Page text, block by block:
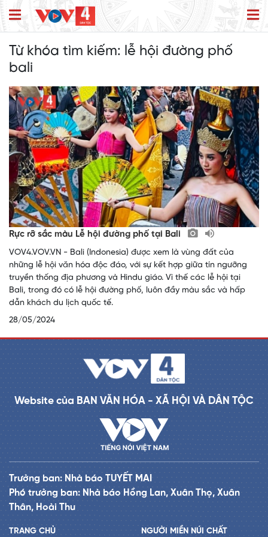
Từ khóa tìm kiếm: lễ hội đường phố
bali
Rực rỡ sắc màu Lễ hội đường phố tại Bali
VOV4.VOV.VN - Bali (Indonesia) được xem là vùng đất của
những lễ hội văn hóa độc đáo, với sự kết hợp giữa tín ngưỡng
truyền thống địa phương và Hindu giáo. Vì thế các lễ hội tại
Bali, trong đó có lễ hội đường phố, luôn đầy màu sắc và hấp
dẫn khách du lịch quốc tế.
28/05/2024
Website của BAN VĂN HÓA - XÃ HỘI VÀ DÂN TỘC
Trưởng ban: Nhà báo TUYẾT MAI
Phó trưởng ban: Nhà báo Hồng Lan, Xuân Thọ, Xuân
Thân, Hoài Thu
TRANG CHỦ NGƯỜI MIỀN NÚI CHẤT